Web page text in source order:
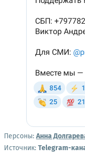
Персоны: Анна
Источник: Telegram-